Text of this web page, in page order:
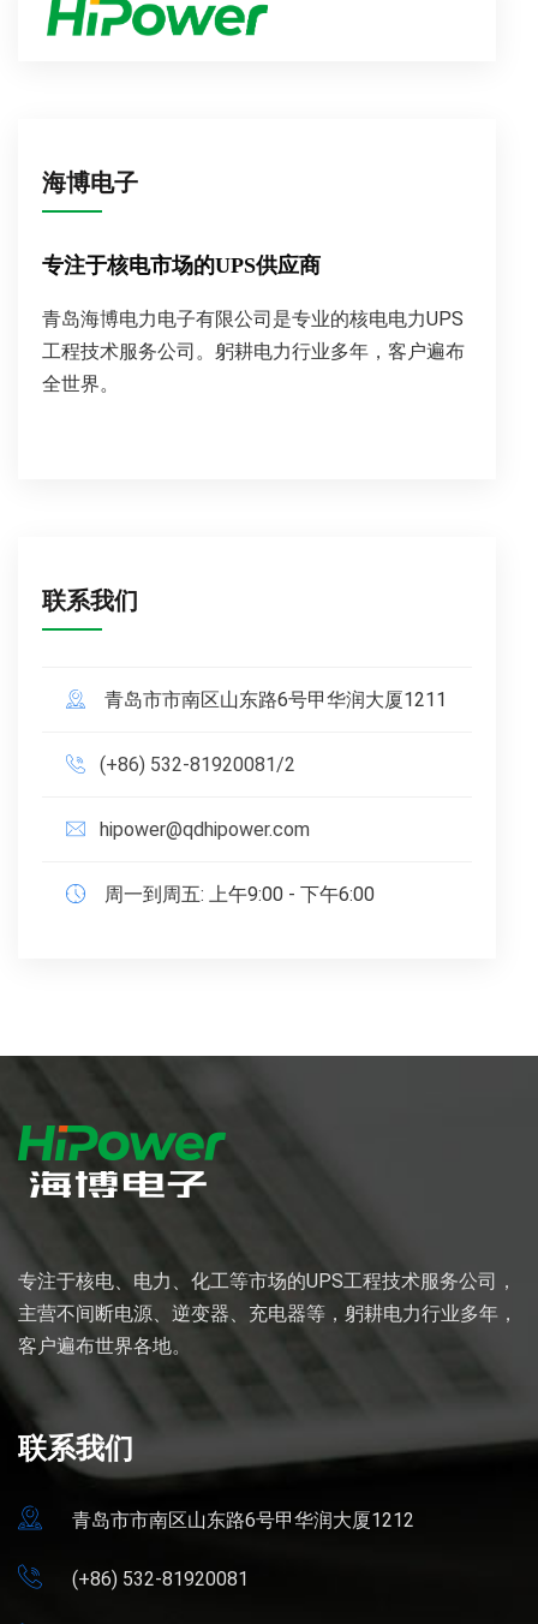
海博电子
专注于核电市场的UPS供应商
青岛海博电力电子有限公司是专业的核电电力UPS
工程技术服务公司。躬耕电力行业多年，客户遍布
全世界。
联系我们
青岛市市南区山东路6号甲华润大厦1211
(+86) 532-81920081/2
hipower@qdhipower.com
周一到周五: 上午9:00 - 下午6:00
专注于核电、电力、化工等市场的UPS工程技术服务公司，
主营不间断电源、逆变器、充电器等，躬耕电力行业多年，
客户遍布世界各地。
联系我们
青岛市市南区山东路6号甲华润大厦1212
(+86) 532-81920081